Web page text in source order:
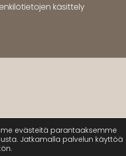
käsittely
evästeitä parantaaksemme
Jatkamalla palvelun käyttöä